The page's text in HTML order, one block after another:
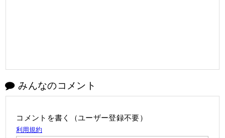
みんなのコメント
コメントを書く（ユーザー登録不要）